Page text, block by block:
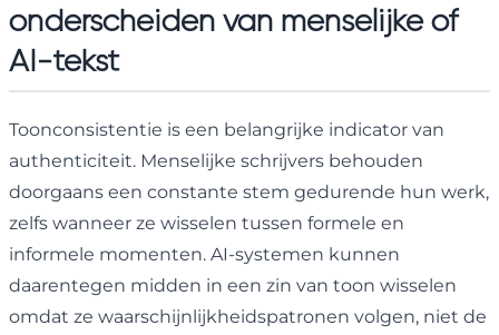
onderscheiden van menselijke of
AI-tekst
Toonconsistentie is een belangrijke indicator van
authenticiteit. Menselijke schrijvers behouden
doorgaans een constante stem gedurende hun werk,
zelfs wanneer ze wisselen tussen formele en
informele momenten. AI-systemen kunnen
daarentegen midden in een zin van toon wisselen
omdat ze waarschijnlijkheidspatronen volgen, niet de